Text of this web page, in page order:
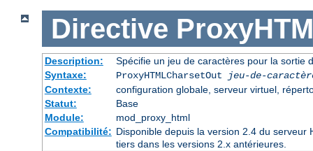
Directive
Description:
Spécifie un jeu de caractères pour la sortie
Syntaxe:
ProxyHTMLCharsetOut
jeu-de-
Contexte:
configuration globale, serveur virtuel,
Statut:
Base
Module:
mod_proxy_html
Compatibilité: Disponible depuis la version 2.4 du serveur
tiers dans les versions 2.x antérieures.